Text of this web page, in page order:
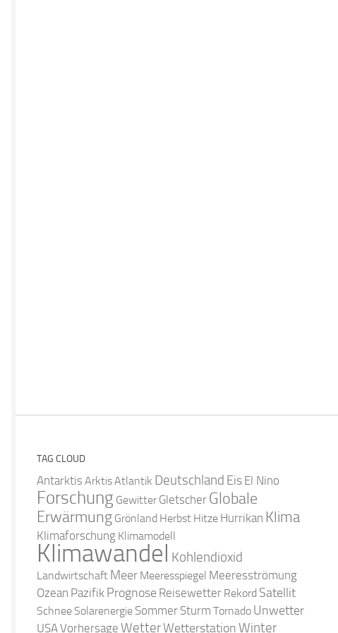
TAG CLOUD
Antarktis Arktis Atlantik Deutschland Eis El Nino
Forschung Gewitter Gletscher Globale
Erwärmung Grönland Herbst Hitze Hurrikan Klima
Klimaforschung Klimamodell
Klimawandel Kohlendioxid
Landwirtschaft Meer Meeresspiegel Meeresströmung
Ozean Pazifik Prognose Reisewetter Rekord Satellit
Schnee Solarenergie Sommer Sturm Tornado Unwetter
USAVorhersage WetterWetterstationWinter